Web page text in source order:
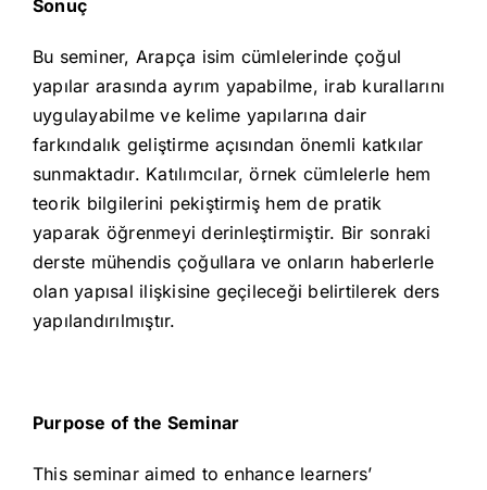
Sonuç
Bu seminer, Arapça isim cümlelerinde çoğul
yapılar arasında ayrım yapabilme, irab kurallarını
uygulayabilme ve kelime yapılarına dair
farkındalık geliştirme açısından önemli katkılar
sunmaktadır. Katılımcılar, örnek cümlelerle hem
teorik bilgilerini pekiştirmiş hem de pratik
yaparak öğrenmeyi derinleştirmiştir. Bir sonraki
derste mühendis çoğullara ve onların haberlerle
olan yapısal ilişkisine geçileceği belirtilerek ders
yapılandırılmıştır.
Purpose of the Seminar
This seminar aimed to enhance learners’